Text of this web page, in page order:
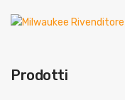
Prodotti